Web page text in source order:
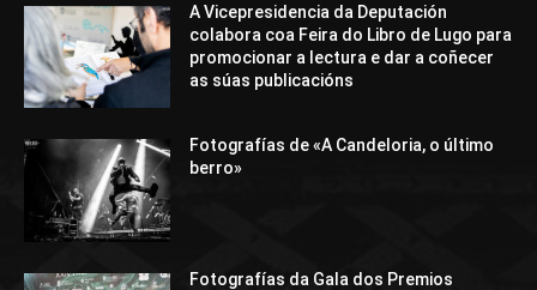
A Vicepresidencia da Deputación
colabora coa Feira do Libro de Lugo para
promocionar a lectura e dar a coñecer
as súas publicacións
Fotografías de «A Candeloria, o último
berro»
Fotografías da Gala dos Premios